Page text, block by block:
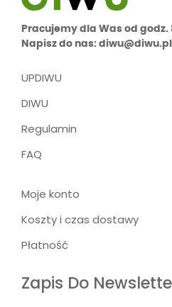
Pracujemy dla Was od godz.
Napisz do nas: diwu@diwu.pl
UPDIWU
DIWU
Regulamin
FAQ
Moje konto
Koszty i czas dostawy
Płatność
Zapis Do